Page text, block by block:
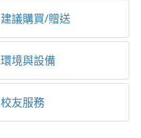
建議購買/贈送
環境與設備
校友服務